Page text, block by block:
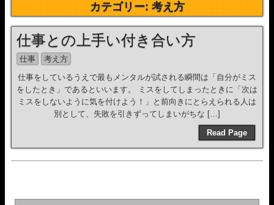
カテゴリー:考え方
仕事との上手い付き合い方
仕事
考え方
仕事をしているうえで最もメンタルが試される瞬間は「自分がミス
をしたとき」であるといいます。 ミスをしてしまったときに「次は
ミスをしないように気を付けよう！」と前向きにとらえられる人は
別として、失敗を引きずってしまいがちな […]
Read Page